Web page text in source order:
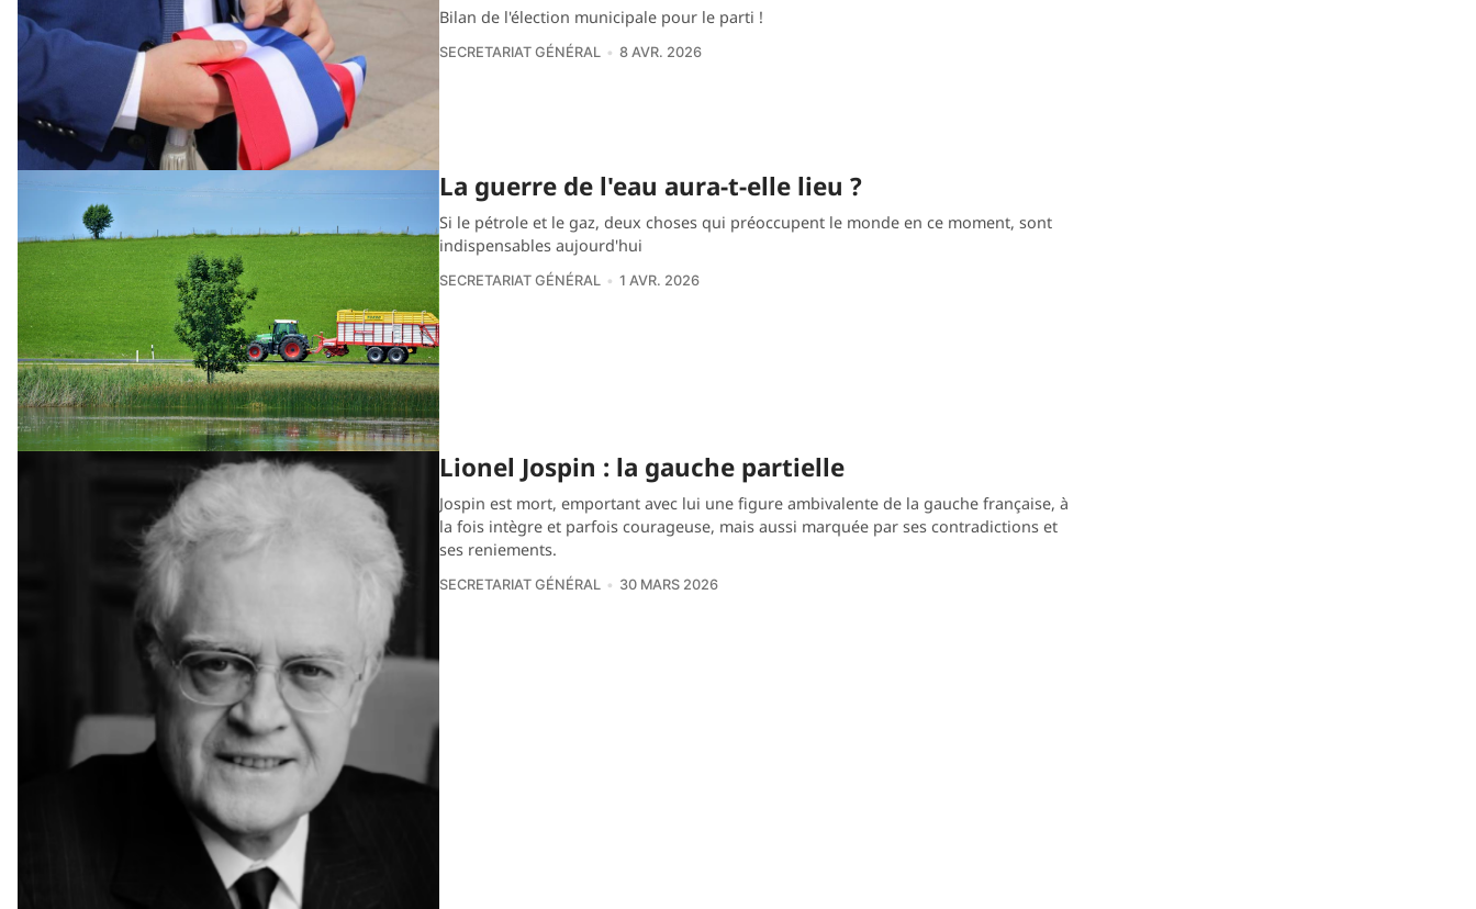
Bilan de l'élection municipale pour le parti !
SECRETARIAT GÉNÉRAL 8 AVR. 2026
La guerre de l'eau aura-t-elle lieu ?
Si le pétrole et le gaz, deux choses qui préoccupent le monde en ce moment, sont
indispensables aujourd'hui
SECRETARIAT GÉNÉRAL 1 AVR. 2026
Lionel Jospin : la gauche partielle
Jospin est mort, emportant avec lui une figure ambivalente de la gauche française, à
la fois intègre et parfois courageuse, mais aussi marquée par ses contradictions et
ses reniements.
SECRETARIAT GÉNÉRAL 30 MARS 2026